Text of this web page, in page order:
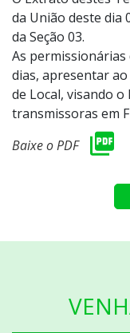
da União deste dia
da Seção 03.
As permissionárias
dias, apresentar
de Local, visando
transmissoras em
Baixe o PDF